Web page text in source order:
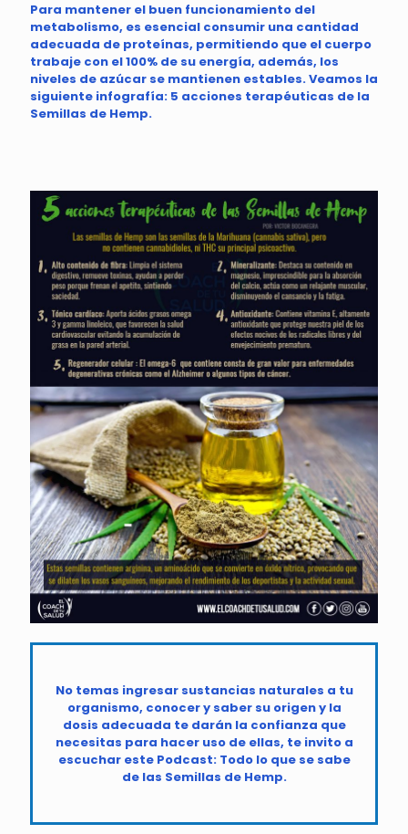
Para mantener el buen funcionamiento del
metabolismo, es esencial consumir una cantidad
adecuada de proteínas, permitiendo que el cuerpo
trabaje con el 100% de su energía, además, los
niveles de azúcar se mantienen estables. Veamos la
siguiente infografía: 5 acciones terapéuticas de la
Semillas de Hemp.
No temas ingresar sustancias naturales a tu
organismo, conocer y saber su origen y la
dosis adecuada te darán la confianza que
necesitas para hacer uso de ellas, te invito a
escuchar este Podcast: Todo lo que se sabe
de las Semillas de Hemp.